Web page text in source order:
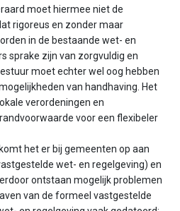
moet hiermee niet de
rigoreus en zonder maar
in de bestaande wet- en
sprake zijn van zorgvuldig en
moet echter wel oog hebben
van handhaving. Het
verordeningen en
voor een flexibeler
het er bij gemeenten op aan
wet- en regelgeving) en
ontstaan mogelijk problemen
van de formeel vastgestelde